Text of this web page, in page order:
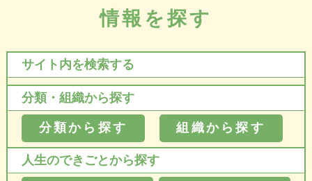
情報を探す
サイト内を検索する
分類・組織から探す
分類から探す 組織から探す
人生のできごとから探す